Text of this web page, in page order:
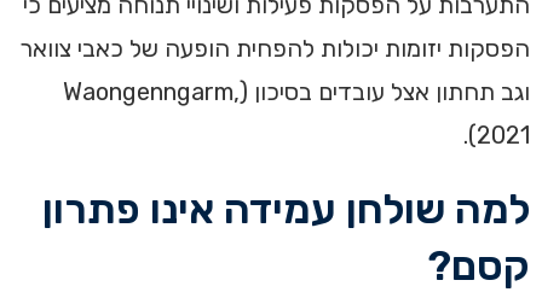
הפסקות יזומות יכולות להפחית הופעה של כאבי צוואר
וגב תחתון אצל עובדים בסיכון (Waongenngarm,
2021).
למה שולחן עמידה אינו פתרון
קסם?